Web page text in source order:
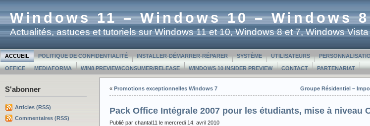
Windows 11 – Windows 10 – Windows
Actualités, astuces et tutoriels sur Windows 11 et 10, Windows 8 et 7, Windows Vista
ACCUEIL POLITIQUE DE CONFIDENTIALITÉ INSTALLER-DÉMARRER-RÉPARER SYSTÈME UTILISATEURS
OFFICE MEDIAFORMA WIN8 PREVIEW/CONSUMER/RELEASE WINDOWS 10 INSIDER PREVIEW CONTACT PARTENARIAT
S'abonner
Articles (RSS)
Commentaires (RSS)
« Promotions exceptionnelles Windows 7 Groupe Résidentiel –
Pack Office Intégrale 2007 pour les étudiants, mise à niveau
Publié par chantal11 le mercredi 14. avril 2010